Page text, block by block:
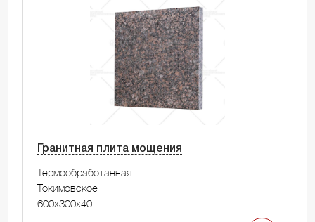
Гранитная плита мощения
Термообработанная
Токимовское
600x300x40